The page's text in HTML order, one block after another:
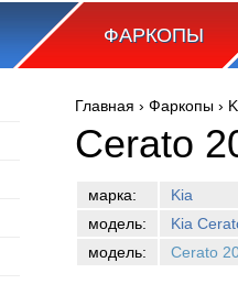
ФАРКОПЫ
Вы здесь
Главная › Фаркопы ›
Cerato
марка:
Kia
модель:
Kia
модель:
Cerato